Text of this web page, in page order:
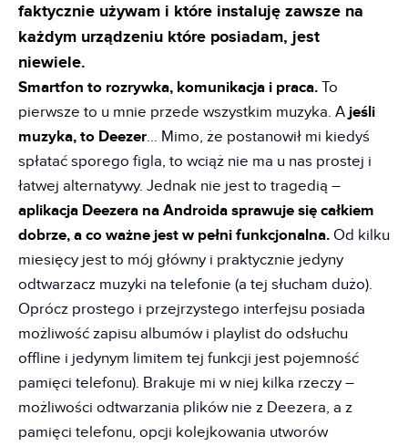
faktycznie używam i które instaluję zawsze na
każdym urządzeniu które posiadam, jest
niewiele.
Smartfon to rozrywka, komunikacja i praca. To
pierwsze to u mnie przede wszystkim muzyka. A jeśli
muzyka, to Deezer… Mimo, że postanowił mi kiedyś
spłatać sporego figla, to wciąż nie ma u nas prostej i
łatwej alternatywy. Jednak nie jest to tragedią –
aplikacja Deezera na Androida sprawuje się całkiem
dobrze, a co ważne jest w pełni funkcjonalna. Od kilku
miesięcy jest to mój główny i praktycznie jedyny
odtwarzacz muzyki na telefonie (a tej słucham dużo).
Oprócz prostego i przejrzystego interfejsu posiada
możliwość zapisu albumów i playlist do odsłuchu
offline i jedynym limitem tej funkcji jest pojemność
pamięci telefonu). Brakuje mi w niej kilka rzeczy –
możliwości odtwarzania plików nie z Deezera, a z
pamięci telefonu, opcji kolejkowania utworów